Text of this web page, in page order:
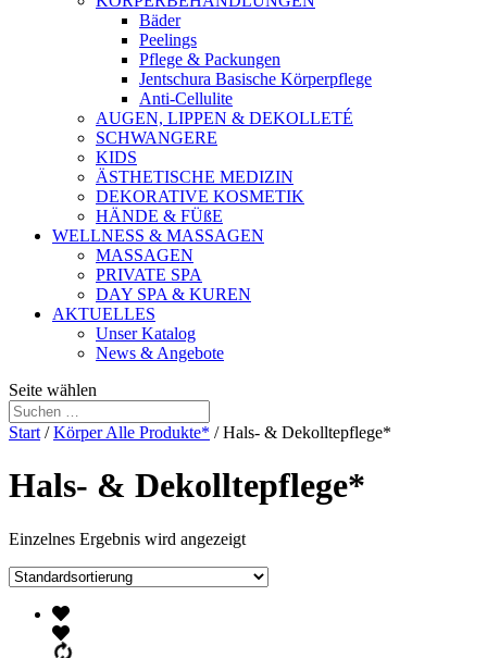
Bäder
Peelings
Pflege & Packungen
Jentschura Basische Körperpflege
Anti-Cellulite
AUGEN, LIPPEN & DEKOLLETÉ
SCHWANGERE
KIDS
ÄSTHETISCHE MEDIZIN
DEKORATIVE KOSMETIK
HÄNDE & FÜßE
WELLNESS & MASSAGEN
MASSAGEN
PRIVATE SPA
DAY SPA & KUREN
AKTUELLES
Unser Katalog
News & Angebote
Seite wählen
Start /Körper Alle Produkte* / Hals- & Dekolltepflege*
Hals- & Dekolltepflege*
Einzelnes Ergebnis wird angezeigt